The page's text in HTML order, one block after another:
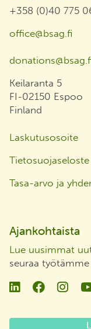
+358 (0)40 775
office@bsag.fi
Keilaranta 5
FI-02150 Espoo
Finland
Laskutusosoite
Tietosuojaseloste
Tasa-arvo ja
Ajankohtaista
Lue uusimmat
seuraa
Linkedin